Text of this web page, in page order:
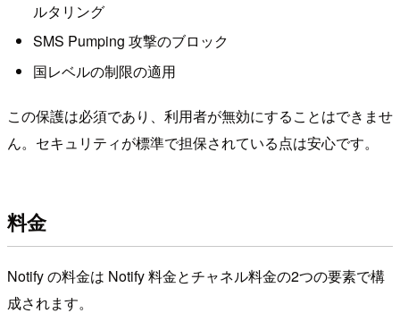
ルタリング
SMS Pumping 攻撃のブロック
国レベルの制限の適用
この保護は必須であり、利用者が無効にすることはできませ
ん。セキュリティが標準で担保されている点は安心です。
料金
Notify の料金は Notify 料金とチャネル料金の2つの要素で構
成されます。